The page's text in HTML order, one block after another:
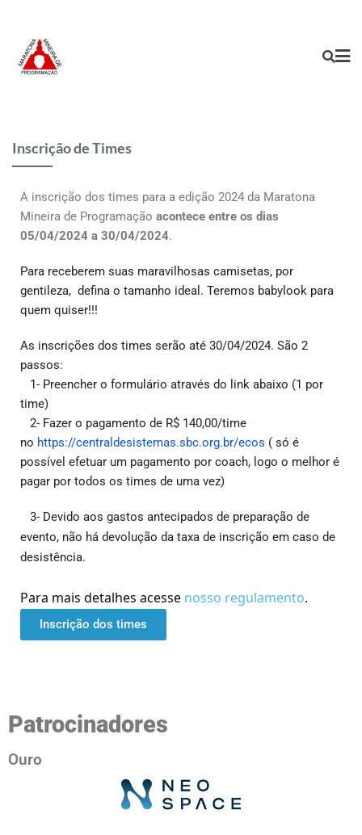
Inscrição de Times
A inscrição dos times para a edição 2024 da Maratona
Mineira de Programação acontece entre os dias
05/04/2024 a 30/04/2024.
Para receberem suas maravilhosas camisetas, por
gentileza, defina o tamanho ideal. Teremos babylook para
quem quiser!!!
As inscrições dos times serão até 30/04/2024. São 2
passos:
1- Preencher o formulário através do link abaixo (1 por
time)
2- Fazer o pagamento de R$ 140,00/time
no https://centraldesistemas.sbc.org.br/ecos ( só é
possível efetuar um pagamento por coach, logo o melhor é
pagar por todos os times de uma vez)
3- Devido aos gastos antecipados de preparação de
evento, não há devolução da taxa de inscrição em caso de
desistência.
Para mais detalhes acesse nosso regulamento.
Inscrição dos times
Patrocinadores
Ouro